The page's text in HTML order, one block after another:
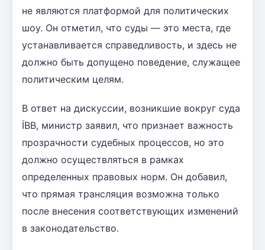
не являются платформой для политических
шоу. Он отметил, что суды — это места, где
устанавливается справедливость, и здесь не
должно быть допущено поведение, служащее
политическим целям.
В ответ на дискуссии, возникшие вокруг суда
İBB, министр заявил, что признает важность
прозрачности судебных процессов, но это
должно осуществляться в рамках
определенных правовых норм. Он добавил,
что прямая трансляция возможна только
после внесения соответствующих изменений
в законодательство.